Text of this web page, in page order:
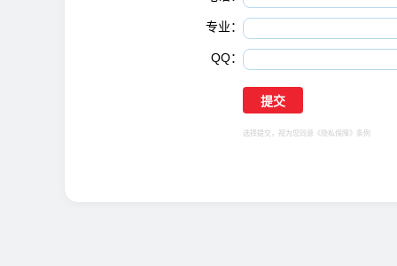
专业：
QQ：
选择提交，视为您同意 《隐私保障》 条例